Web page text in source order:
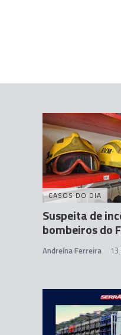
CASOS DO DIA
Suspeita de
bombeiros do
Andreína Ferreira 13